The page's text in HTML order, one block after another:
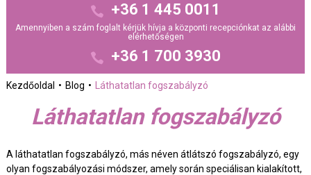
+36 1 445 0011
Amennyiben a szám foglalt kérjük hívja a központi recepciónkat az alábbi
elérhetőségen
+36 1 700 3930
Kezdőoldal Blog Láthatatlan fogszabályzó
Láthatatlan fogszabályzó
A láthatatlan fogszabályzó, más néven átlátszó fogszabályzó, egy
olyan fogszabályozási módszer, amely során speciálisan kialakított,